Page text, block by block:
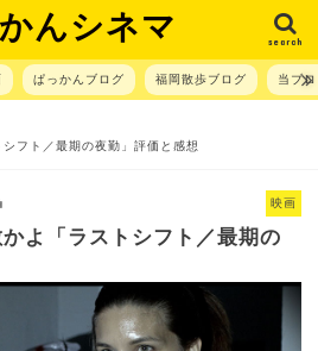
んシネマ search
ぱっかんブログ 福岡散歩ブログ 当ブ
フト／最期の夜勤」評価と感想
映画
よ「ラストシフト／最期の